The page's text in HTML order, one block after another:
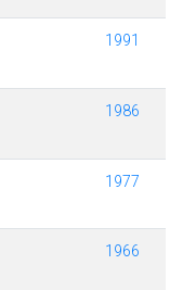
1991
1986
1977
1966